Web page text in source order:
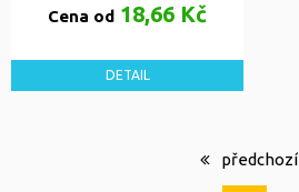
Cena od 18,66 Kč
DETAIL
předchozí